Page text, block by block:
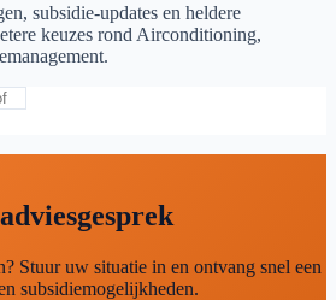
subsidie-updates en heldere
keuzes rond Airconditioning,
Stuur uw situatie in en ontvang snel een
subsidiemogelijkheden.